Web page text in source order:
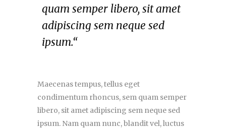
quam semper libero, sit amet
adipiscing sem neque sed
ipsum.“
Maecenas tempus, tellus eget
condimentum rhoncus, sem quam semper
libero, sit amet adipiscing sem neque sed
ipsum. Nam quam nunc, blandit vel, luctus